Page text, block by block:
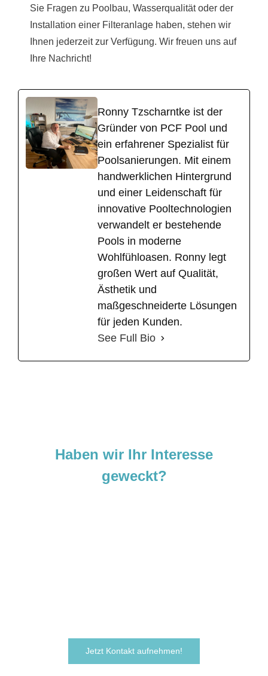
Sie Fragen zu Poolbau, Wasserqualität oder der
Installation einer Filteranlage haben, stehen wir
Ihnen jederzeit zur Verfügung. Wir freuen uns auf
Ihre Nachricht!
Ronny Tzscharntke ist der
Gründer von PCF Pool und
ein erfahrener Spezialist für
Poolsanierungen. Mit einem
handwerklichen Hintergrund
und einer Leidenschaft für
innovative Pooltechnologien
verwandelt er bestehende
Pools in moderne
Wohlfühloasen. Ronny legt
großen Wert auf Qualität,
Ästhetik und
maßgeschneiderte Lösungen
für jeden Kunden.
See Full Bio
Haben wir Ihr Interesse
geweckt?
Jetzt Kontakt aufnehmen!